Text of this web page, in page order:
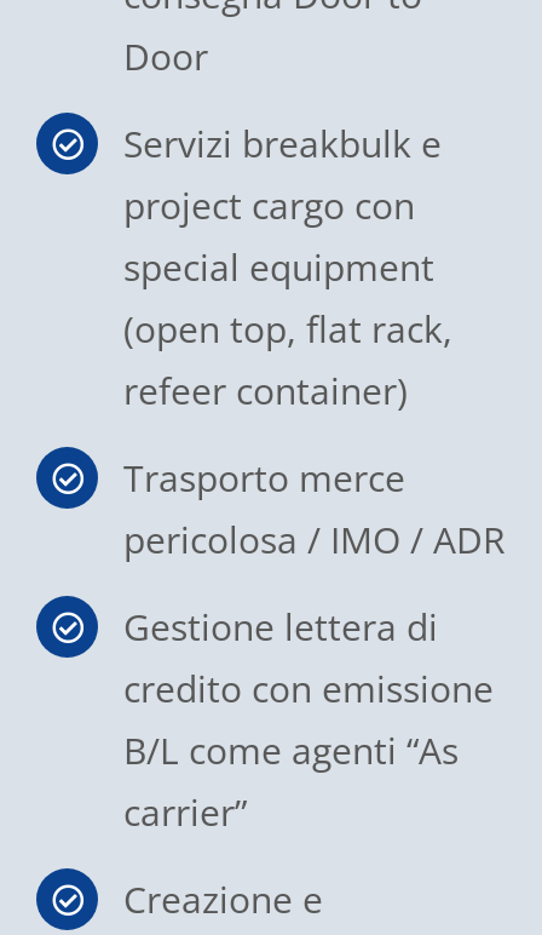
Door
Servizi breakbulk e
project cargo con
special equipment
(open top, flat rack,
refeer container)
Trasporto merce
pericolosa / IMO / ADR
Gestione lettera di
credito con emissione
B/L come agenti “As
carrier”
Creazione e